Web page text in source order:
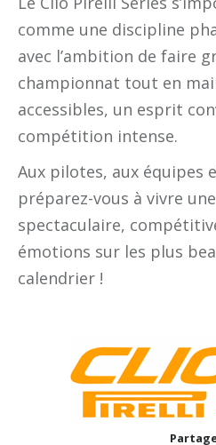
comme une discipline
avec l’ambition de faire
championnat tout en
accessibles, un esprit
compétition intense.
Aux pilotes, aux équipes
préparez-vous à vivre
spectaculaire,
émotions sur les plus
calendrier !